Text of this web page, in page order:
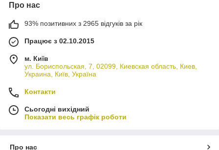
Про нас
93% позитивних з 2965 відгуків за рік
Працює з 02.10.2015
м. Київ
ул. Бориспольская, 7, 02099, Киевская область, Киев,
Украина, Київ, Україна
Контакти
Сьогодні вихідний
Показати весь графік роботи
Про нас